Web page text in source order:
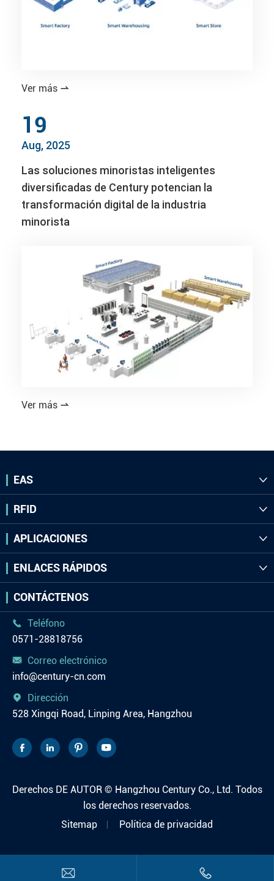
Ver más 
19
Aug, 2025
Las soluciones minoristas inteligentes
diversificadas de Century potencian la
transformación digital de la industria
minorista
Ver más 
EAS 
RFID 
APLICACIONES 
ENLACES RÁPIDOS 
CONTÁCTENOS

Teléfono
0571-28818756

Correo electrónico
info@century-cn.com

Dirección
528 Xingqi Road, Linping Area, Hangzhou
   
Derechos DE AUTOR © Hangzhou Century Co., Ltd. Todos
los derechos reservados.
Sitemap
Política de privacidad
 